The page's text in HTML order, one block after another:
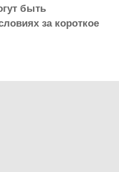
быть
за короткое